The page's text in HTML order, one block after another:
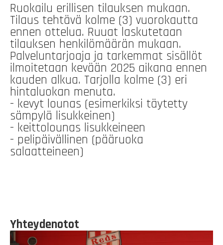
Ruokailu erillisen tilauksen mukaan.
Tilaus tehtävä kolme (3) vuorokautta
ennen ottelua. Ruuat laskutetaan
tilauksen henkilömäärän mukaan.
Palveluntarjoaja ja tarkemmat sisällöt
ilmoitetaan kevään 2025 aikana ennen
kauden alkua. Tarjolla kolme (3) eri
hintaluokan menuta.
- kevyt lounas (esimerkiksi täytetty
sämpylä lisukkeinen)
- keittolounas lisukkeineen
- pelipäivällinen (pääruoka
salaatteineen)
Yhteydenotot